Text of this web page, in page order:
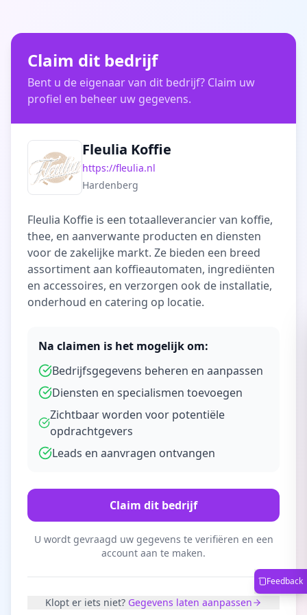
Claim dit bedrijf
Bent u de eigenaar van dit bedrijf? Claim uw
profiel en beheer uw gegevens.
Fleulia Koffie
https://fleulia.nl
Hardenberg
Fleulia Koffie is een totaalleverancier van koffie,
thee, en aanverwante producten en diensten
voor de zakelijke markt. Ze bieden een breed
assortiment aan koffieautomaten, ingrediënten
en accessoires, en verzorgen ook de installatie,
onderhoud en catering op locatie.
Na claimen is het mogelijk om:
Bedrijfsgegevens beheren en aanpassen
Diensten en specialismen toevoegen
Zichtbaar worden voor potentiële
opdrachtgevers
Leads en aanvragen ontvangen
Claim dit bedrijf
U wordt gevraagd uw gegevens te verifiëren en een
account aan te maken.
Klopt er iets niet? Gegevens laten aanpassen
Feedback